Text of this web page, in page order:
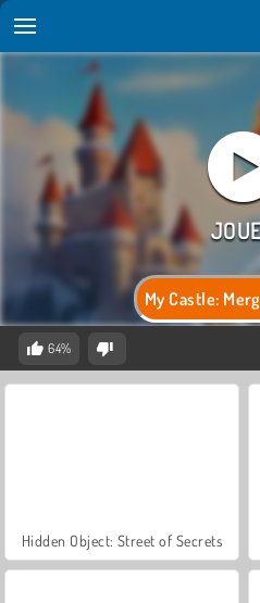
My Castle:
64%
Hidden Object: Street of Secrets